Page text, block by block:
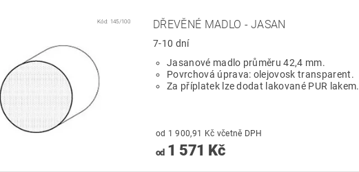
Kód: 145/100 DŘEVĚNÉ MADLO - JASAN
7-10 dní
Jasanové madlo průměru 42,4 mm.
Povrchová úprava: olejovosk transparent.
Za příplatek lze dodat lakované PUR lakem.
od 1 900,91 Kč včetně DPH
od1 571 Kč